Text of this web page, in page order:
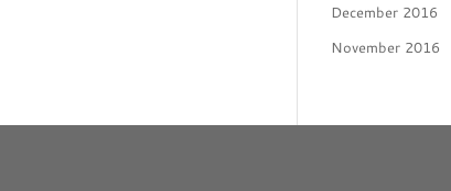
December 2016
November 2016